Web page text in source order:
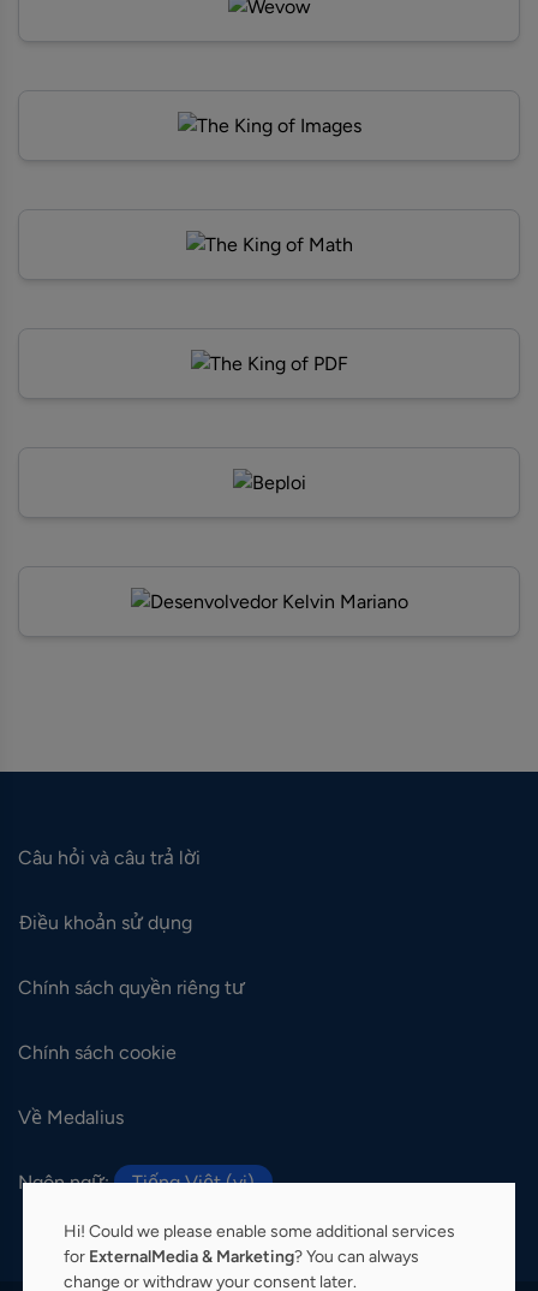
Câu hỏi và câu trả lời
Điều khoản sử dụng
Chính sách quyền riêng tư
Chính sách cookie
Về Medalius
Ngôn ngữ: Tiếng Việt (vi)
Hi! Could we please enable some additional services
for ExternalMedia & Marketing? You can always
change or withdraw your consent later.